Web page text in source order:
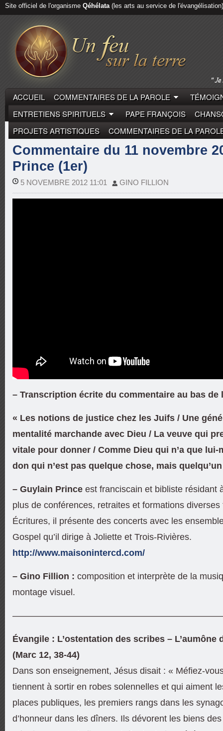
Site officiel de l'organisme Qéhélata(les arts au service de l'évangélisation)
ACCUEIL COMMENTAIRES DE LA PAROLE
ENTRETIENS SPIRITUELS
PAPE FRANÇOIS
PROJETS ARTISTIQUES
COMMENTAIRES DE LA
COMMENTAIRES DE LA PAROLE GUYLAIN PRINCE
Commentaire du 11 novembre
Prince (1er)
5 NOVEMBRE 2012 11:01 GINO FILLION
– Transcription écrite du commentaire au bas de
« Les notions de justice chez les Juifs / Une
mentalité marchande avec Dieu / La veuve qui
vitale pour donner / Comme Dieu qui n’a que lui-
don qui n’est pas quelque chose, mais
– Guylain Prince est franciscain et bibliste résidant
plus de conférences, retraites et formations
Écritures, il présente des concerts avec les
Gospel qu’il dirige à Joliette et Trois-Rivières.
http://www.maisonintercd.com/
– Gino Fillion : composition et interprète de la
montage visuel.
Évangile : L’ostentation des scribes – L’aumône
(Marc 12, 38-44)
Dans son enseignement, Jésus disait : « Méfiez-
tiennent à sortir en robes solennelles et qui aiment
places publiques, les premiers rangs dans les
d’honneur dans les dîners. Ils dévorent les biens